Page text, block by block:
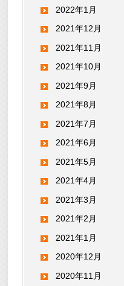
2022年1月
2021年12月
2021年11月
2021年10月
2021年9月
2021年8月
2021年7月
2021年6月
2021年5月
2021年4月
2021年3月
2021年2月
2021年1月
2020年12月
2020年11月